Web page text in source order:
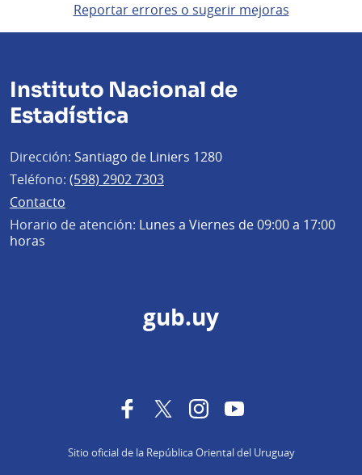
Reportar errores o sugerir mejoras
Instituto Nacional de
Estadística
Dirección: Santiago de Liniers 1280
Teléfono: (598) 2902 7303
Contacto
Horario de atención: Lunes a Viernes de 09:00 a 17:00
horas
gub.uy
FacebookTwitterInstagramYouTube
Sitio oficial de la República Oriental del Uruguay